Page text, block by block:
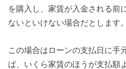
を購入し、家賃が入金される前
ないといけない場合だとします。
この場合はローンの支払日に手
ば、いくら家賃のほうが支払額